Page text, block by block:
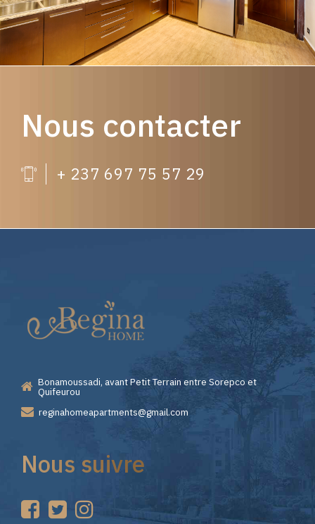
Nous contacter
+ 237 697 75 57 29
Casino
—
Premiers
Pas
sur
Bonamoussadi, avant Petit Terrain entre Sorepco et
Quifeurou
reginahomeapartments@gmail.com
Nous suivre